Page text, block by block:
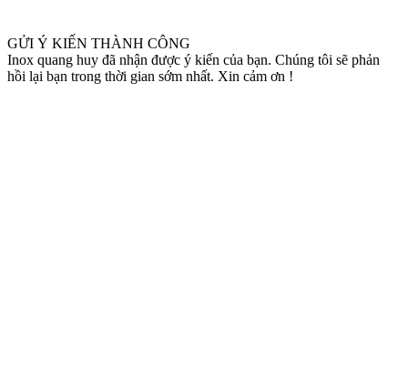
GỬI Ý KIẾN THÀNH CÔNG
Inox quang huy đã nhận được ý kiến của bạn. Chúng tôi sẽ phản
hồi lại bạn trong thời gian sớm nhất. Xin cảm ơn !